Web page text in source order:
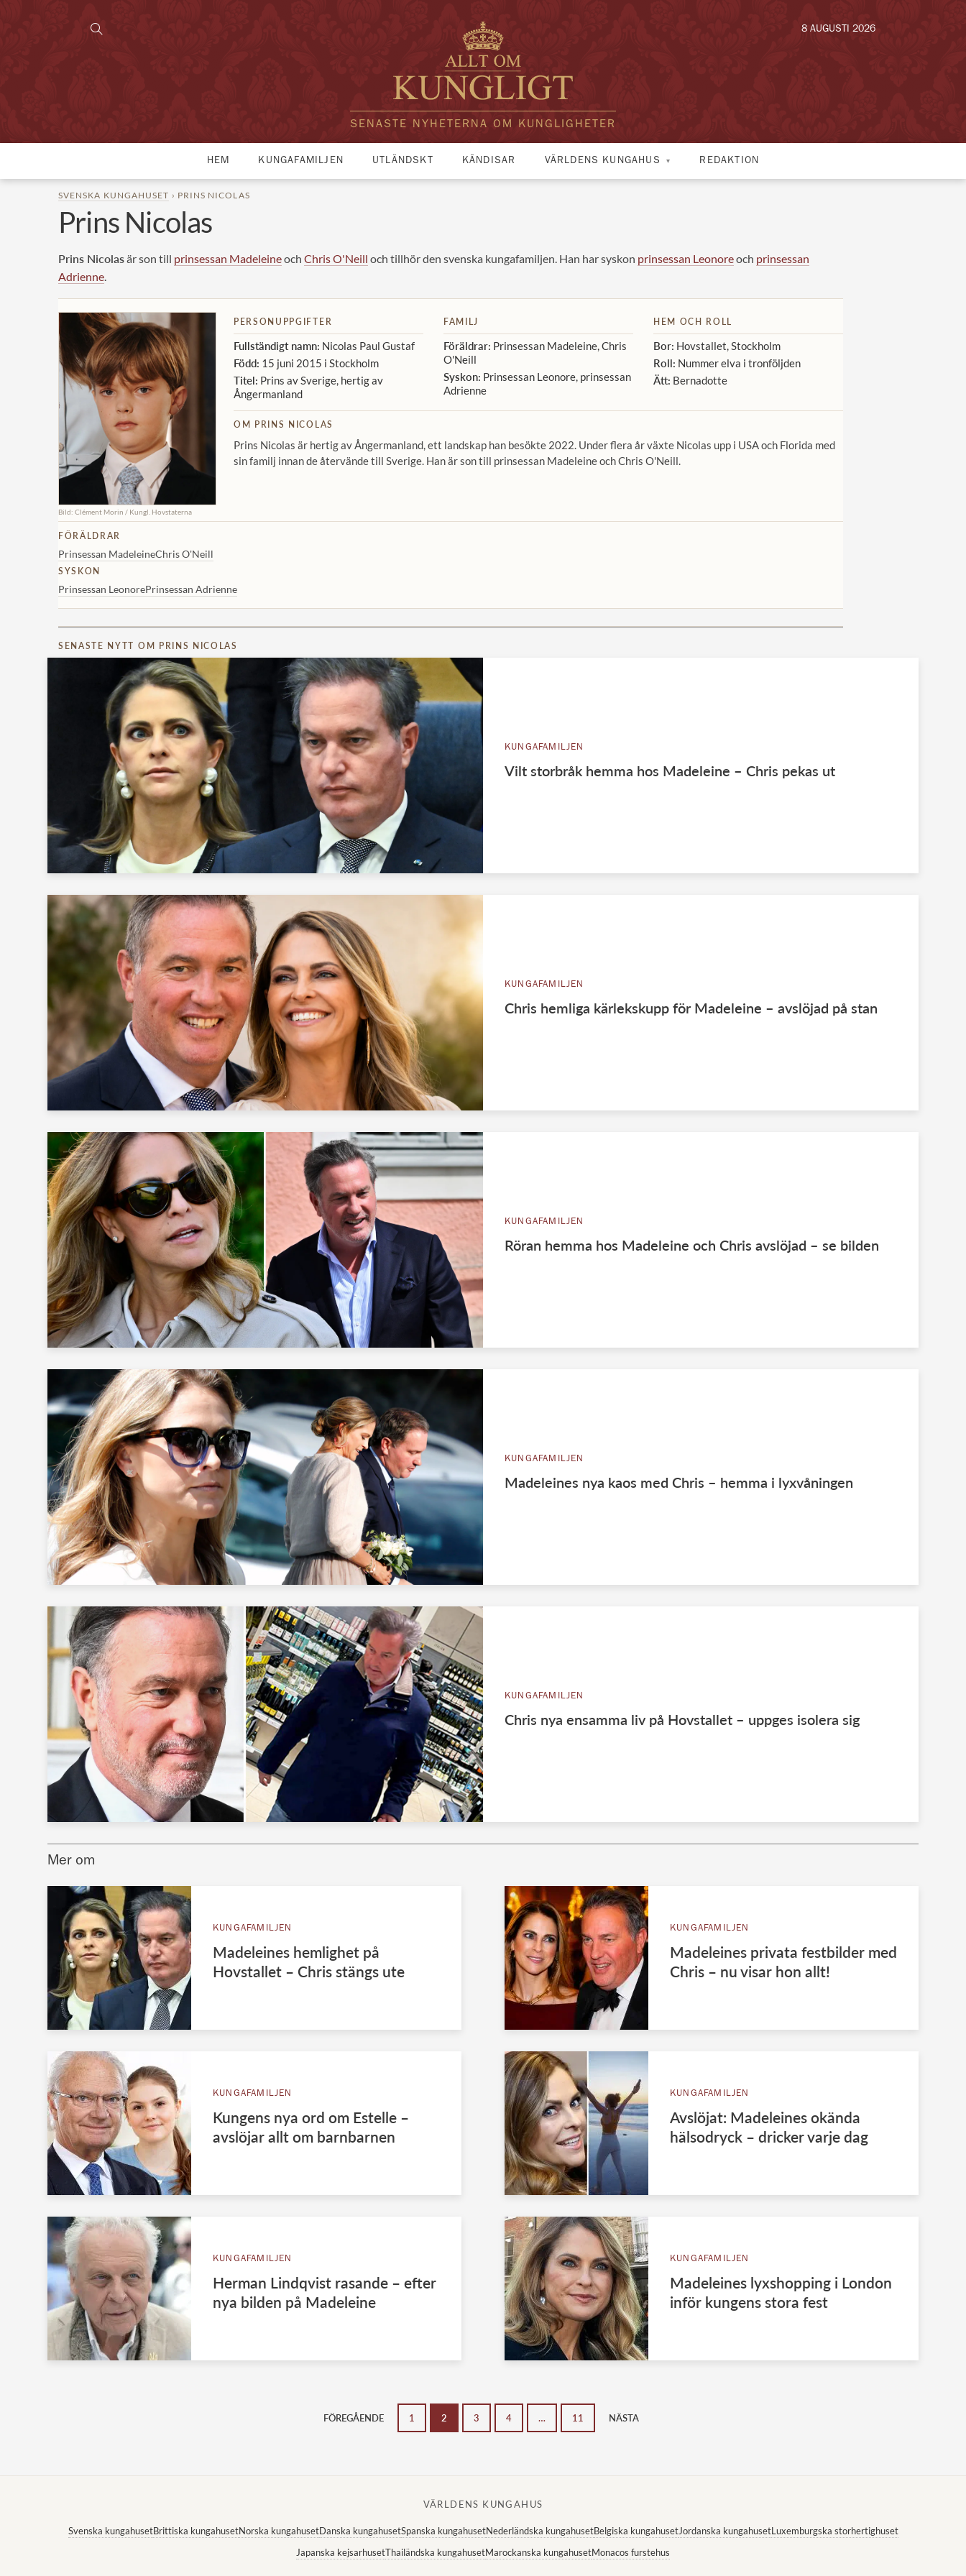
SENASTE NYHETERNA OM KUNGLIGHETER
8 AUGUSTI 2026
HEM KUNGAFAMILJEN UTLÄNDSKT KÄNDISAR VÄRLDENS KUNGAHUS REDAKTION
SVENSKA KUNGAHUSET › PRINS NICOLAS
Prins Nicolas
Prins Nicolasär son till prinsessan Madeleineoch Chris O'Neill och tillhör den svenska kungafamiljen. Han har syskon prinsessan Leonoreoch prinsessan
Adrienne.
Bild: Clément Morin / Kungl. Hovstaterna
PERSONUPPGIFTER
Fullständigt namn: Nicolas Paul Gustaf
Född: 15 juni 2015 i Stockholm
Titel: Prins av Sverige, hertig av
Ångermanland
FAMILJ
Föräldrar: Prinsessan Madeleine, Chris
O'Neill
Syskon: Prinsessan Leonore, prinsessan
Adrienne
HEM OCH ROLL
Bor: Hovstallet, Stockholm
Roll: Nummer elva i tronföljden
Ätt: Bernadotte
OM PRINS NICOLAS
Prins Nicolas är hertig av Ångermanland, ett landskap han besökte 2022. Under flera år växte Nicolas upp i USA och Florida med
sin familj innan de återvände till Sverige. Han är son till prinsessan Madeleine och Chris O'Neill.
FÖRÄLDRAR
Prinsessan MadeleineChris O'Neill
SYSKON
Prinsessan LeonorePrinsessan Adrienne
SENASTE NYTT OM PRINS NICOLAS
KUNGAFAMILJEN
Vilt storbråk hemma hos Madeleine – Chris pekas ut
KUNGAFAMILJEN
Chris hemliga kärlekskupp för Madeleine – avslöjad på stan
KUNGAFAMILJEN
Röran hemma hos Madeleine och Chris avslöjad – se bilden
KUNGAFAMILJEN
Madeleines nya kaos med Chris – hemma i lyxvåningen
KUNGAFAMILJEN
Chris nya ensamma liv på Hovstallet – uppges isolera sig
Mer om
KUNGAFAMILJEN
Madeleines hemlighet på
Hovstallet – Chris stängs ute
KUNGAFAMILJEN
Madeleines privata festbilder med
Chris – nu visar hon allt!
KUNGAFAMILJEN
Kungens nya ord om Estelle –
avslöjar allt om barnbarnen
KUNGAFAMILJEN
Avslöjat: Madeleines okända
hälsodryck – dricker varje dag
KUNGAFAMILJEN
Herman Lindqvist rasande – efter
nya bilden på Madeleine
KUNGAFAMILJEN
Madeleines lyxshopping i London
inför kungens stora fest
FÖREGÅENDE 1 2 3 4 … 11 NÄSTA
VÄRLDENS KUNGAHUS
Svenska kungahusetBrittiska kungahusetNorska kungahusetDanska kungahusetSpanska kungahusetNederländska kungahusetBelgiska kungahusetJordanska kungahusetLuxemburgska storhertighuset
Japanska kejsarhusetThailändska kungahusetMarockanska kungahusetMonacos furstehus